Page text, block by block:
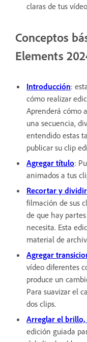
claras de tus
Conceptos
Elements
Introducción:
cómo realizar
Aprenderá cómo
una secuencia,
entendido estas
publicar su clip
Agregar título:
animados a tus
Recortar y
filmación de sus
de que hay
necesita. Esta
material de
Agregar
vídeo diferentes
produce un
Para suavizar el
dos clips.
Arreglar el
edición guiada